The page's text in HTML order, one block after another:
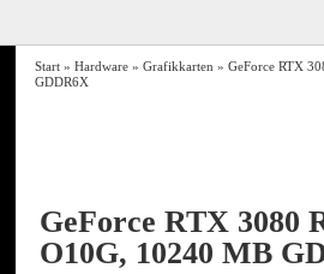
Start »Hardware »Grafikkarten » GeForce RTX
GDDR6X
GeForce RTX 3080
O10G, 10240 MB